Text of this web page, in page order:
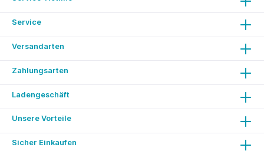
Service
Unsere Vorteile
Versandarten
Zahlungsarten
Ladengeschäft
Sicher Einkaufen